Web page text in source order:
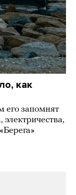
как
его запомнят